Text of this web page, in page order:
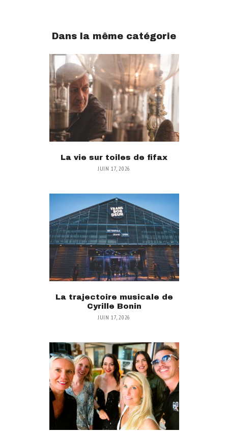
Dans la même catégorie
La vie sur toiles de fifax
JUIN 17, 2026
La trajectoire musicale de
Cyrille Bonin
JUIN 17, 2026